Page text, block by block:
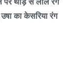
उषा का केसरिया रंग